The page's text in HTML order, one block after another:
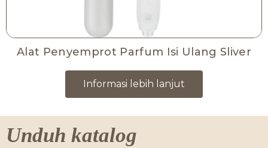
Alat Penyemprot Parfum Isi Ulang Sliver
Informasi lebih lanjut
Unduh katalog